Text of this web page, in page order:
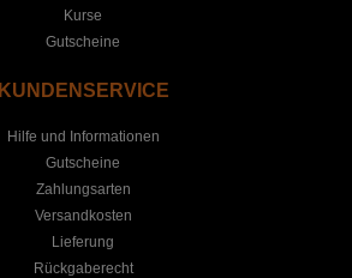
Kurse
Gutscheine
KUNDENSERVICE
Hilfe und Informationen
Gutscheine
Zahlungsarten
Versandkosten
Lieferung
Rückgaberecht